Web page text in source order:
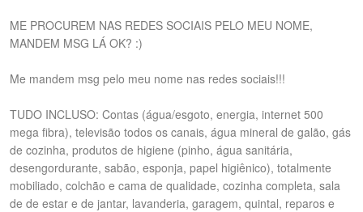
ME PROCUREM NAS REDES SOCIAIS PELO MEU NOME,
MANDEM MSG LÁ OK? :)
Me mandem msg pelo meu nome nas redes sociais!!!
TUDO INCLUSO: Contas (água/esgoto, energia, internet 500
mega fibra), televisão todos os canais, água mineral de galão, gás
de cozinha, produtos de higiene (pinho, água sanitária,
desengordurante, sabão, esponja, papel higiênico), totalmente
mobiliado, colchão e cama de qualidade, cozinha completa, sala
de de estar e de jantar, lavanderia, garagem, quintal, reparos e